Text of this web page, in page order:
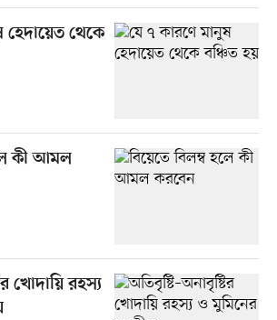
হেদায়েত থেকে
কী আমল
খোদায়ি রহস্য